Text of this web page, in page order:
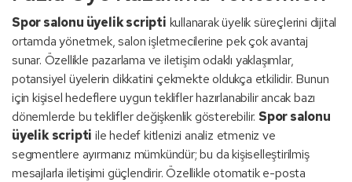
Spor salonu üyelik scripti kullanarak üyelik süreçlerini dijital
ortamda yönetmek, salon işletmecilerine pek çok avantaj
sunar. Özellikle pazarlama ve iletişim odaklı yaklaşımlar,
potansiyel üyelerin dikkatini çekmekte oldukça etkilidir. Bunun
için kişisel hedeflere uygun teklifler hazırlanabilir ancak bazı
dönemlerde bu teklifler değişkenlik gösterebilir. Spor salonu
üyelik scripti ile hedef kitlenizi analiz etmeniz ve
segmentlere ayırmanız mümkündür; bu da kişiselleştirilmiş
mesajlarla iletişimi güçlendirir. Özellikle otomatik e-posta